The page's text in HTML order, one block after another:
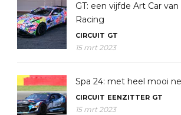
GT: een vijfde Art Car
Racing
CIRCUIT GT
15 mrt 2023
Spa 24: met heel mooi
CIRCUIT EENZITTER GT
15 mrt 2023